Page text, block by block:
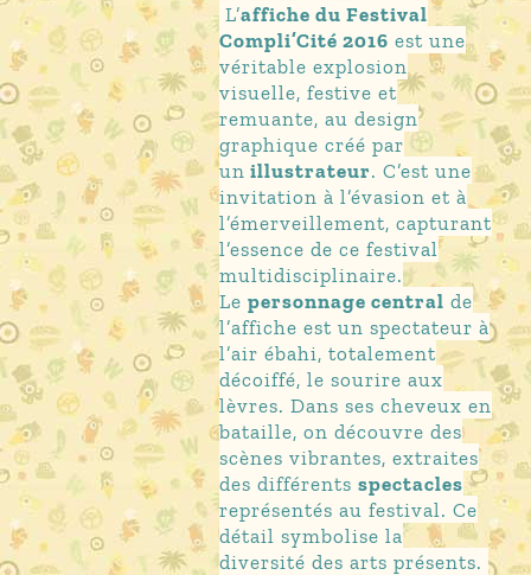
L’affiche du Festival
Compli’Cité 2016 est une
véritable explosion
visuelle, festive et
remuante, au design
graphique créé par
un illustrateur. C’est une
invitation à l’évasion et à
l’émerveillement, capturant
l’essence de ce festival
multidisciplinaire.
Lepersonnage central de
l’affiche est un spectateur à
l’air ébahi, totalement
décoiffé, le sourire aux
lèvres. Dans ses cheveux en
bataille, on découvre des
scènes vibrantes, extraites
des différentsspectacles
représentés au festival. Ce
détail symbolise la
diversité des arts présents.